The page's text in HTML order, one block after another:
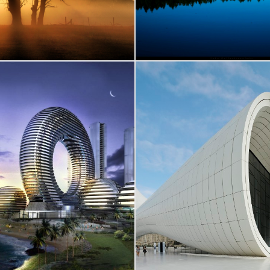
test partner 5
ad minima veniam, quis
exercitationem ullam
suscipit laboriosam, nisi ut
ex ea commodi
consequatur?
test partner 6
Quis autem vel eum
reprehenderit qui in ea
velit esse quam nihil
consequatur, vel illum qui
eum fugiat quo
pariatur?"